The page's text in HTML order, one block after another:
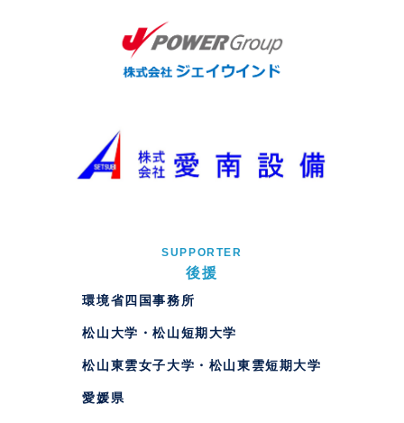
SUPPORTER
後援
環境省四国事務所
松山大学・松山短期大学
松山東雲女子大学・松山東雲短期大学
愛媛県